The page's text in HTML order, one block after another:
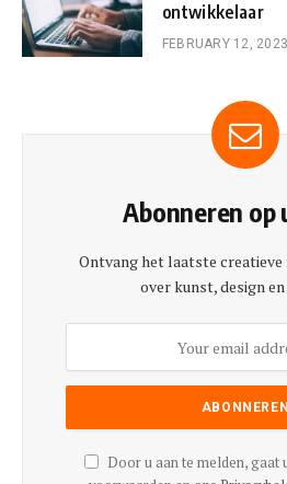
ontwikkelaar
FEBRUARY 12, 2023
Abonneren op
Ontvang het laatste creatieve
over kunst, design en
Door u aan te melden, gaat